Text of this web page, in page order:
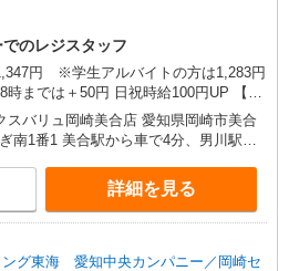
でのレジスタッフ
円 ※学生アルバイトの方は1,283円
時までは＋50円 日祝時給100円UP 【契
試用期間2カ月後、6カ月ごと更新 ※試
条件は同じです
スバリュ岡崎美合店 愛知県岡崎市美合
南1番1 美合駅から車で4分、男川駅か
詳細を見る
グ東海 愛知中央カンパニー／岡崎セ